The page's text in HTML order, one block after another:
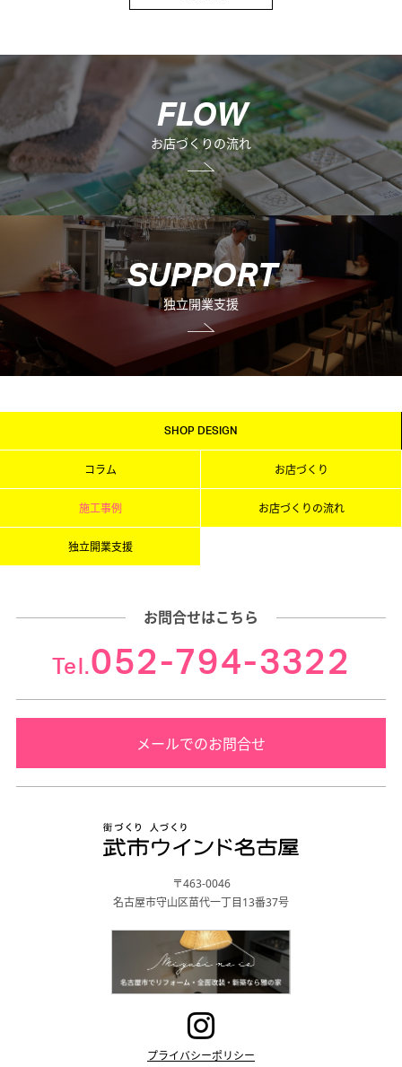
FLOW
お店づくりの流れ
SUPPORT
独立開業支援
SHOP DESIGN
コラム お店づくり
施工事例 お店づくりの流れ
独立開業支援
お問合せはこちら
Tel.052-794-3322
メールでのお問合せ
〒463-0046
名古屋市守山区苗代一丁目13番37号
プライバシーポリシー